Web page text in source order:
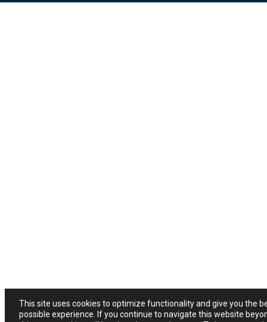
This site uses cookies to optimize functionality and give you the
possible experience. If you continue to navigate this website